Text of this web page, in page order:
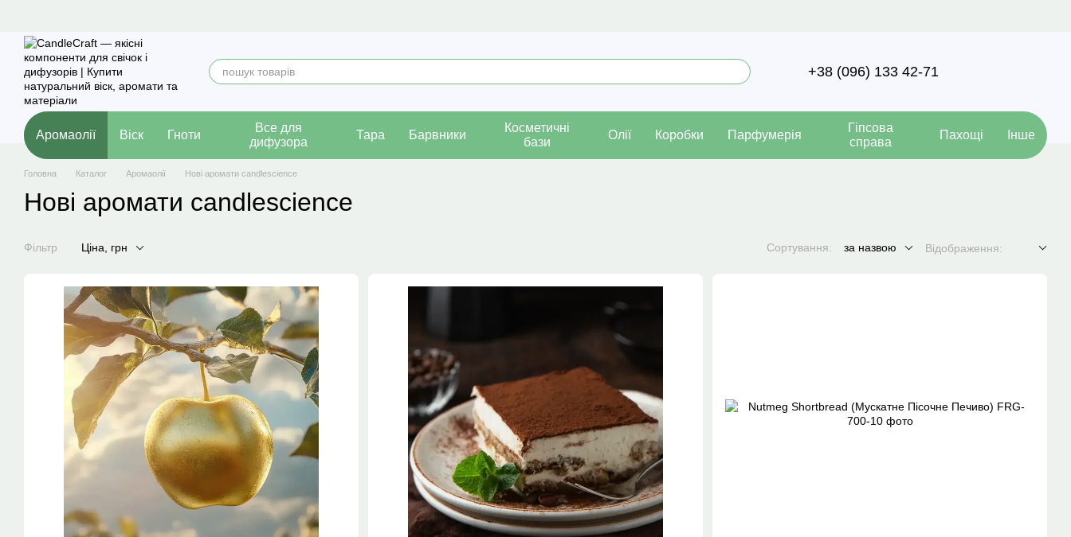
+38 (096) 133 42-71
Аромаолії Віск Гноти
Все для
дифузора
Тара Барвники
Косметичні
бази
Олії Коробки Парфумерія
Гіпсова
справа
Пахощі Інше
Головна Каталог Аромаолії Нові аромати candlescience
Нові аромати candlescience
Фільтр Ціна, грн Сортування: за назвою Відображення: